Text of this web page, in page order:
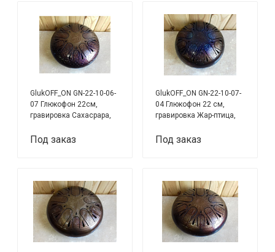
GlukOFF_ON GN-22-10-06-
07 Глюкофон 22см,
гравировка Сахасрара,
Под заказ
GlukOFF_ON GN-22-10-07-
04 Глюкофон 22 см,
гравировка Жар-птица,
Под заказ